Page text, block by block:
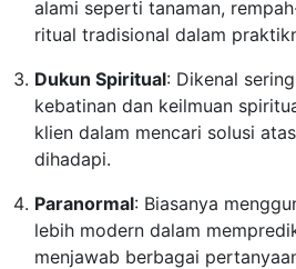
alami seperti tanaman,
ritual tradisional dalam
Dukun Spiritual: Dikenal
kebatinan dan keilmuan
klien dalam mencari solusi
dihadapi.
Paranormal: Biasanya
lebih modern dalam
menjawab berbagai